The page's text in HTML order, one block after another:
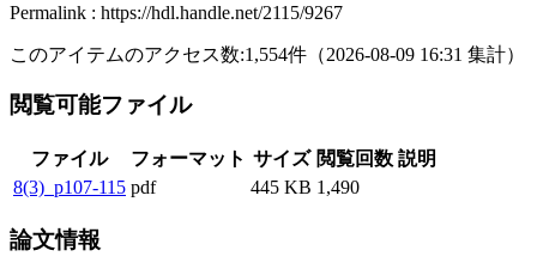
Permalink : https://hdl.handle.net/2115/9267
このアイテムのアクセス数:1,554件 （2026-08-09 16:31 集計）
閲覧可能ファイル
ファイル フォーマット サイズ 閲覧回数 説明
8(3)_p107-115 pdf 445 KB 1,490
論文情報